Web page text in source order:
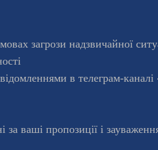
загрози надзвичайної
в телеграм-каналі
за ваші пропозиції і